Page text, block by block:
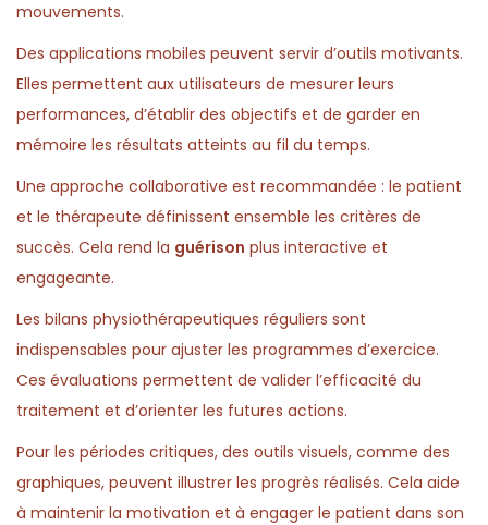
mouvements.
Des applications mobiles peuvent servir d’outils motivants.
Elles permettent aux utilisateurs de mesurer leurs
performances, d’établir des objectifs et de garder en
mémoire les résultats atteints au fil du temps.
Une approche collaborative est recommandée : le patient
et le thérapeute définissent ensemble les critères de
succès. Cela rend la guérison plus interactive et
engageante.
Les bilans physiothérapeutiques réguliers sont
indispensables pour ajuster les programmes d’exercice.
Ces évaluations permettent de valider l’efficacité du
traitement et d’orienter les futures actions.
Pour les périodes critiques, des outils visuels, comme des
graphiques, peuvent illustrer les progrès réalisés. Cela aide
à maintenir la motivation et à engager le patient dans son